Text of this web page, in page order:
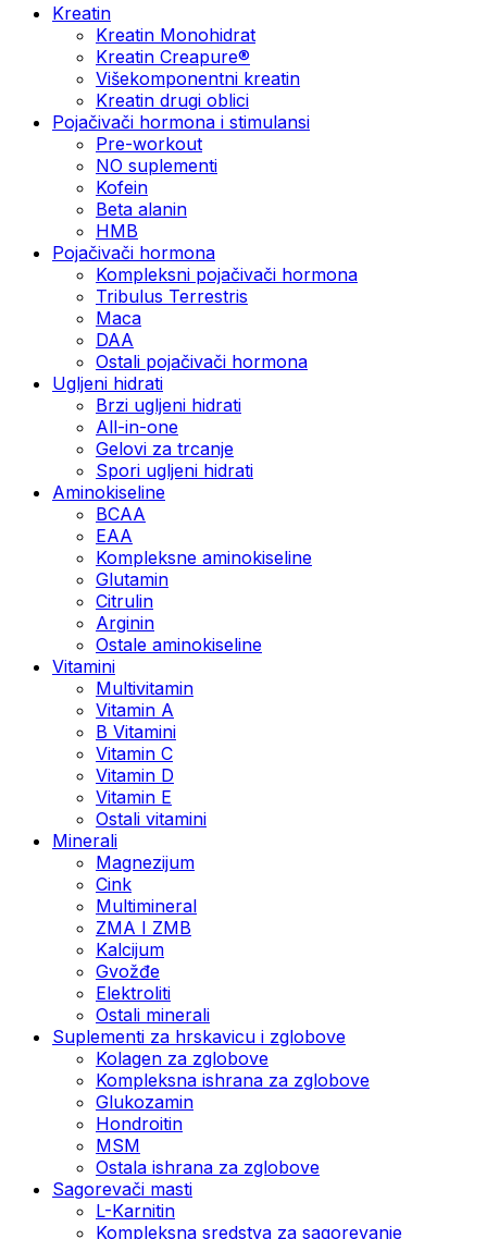
Kreatin
Kreatin Monohidrat
Kreatin Creapure®
Višekomponentni kreatin
Kreatin drugi oblici
Pojačivači hormona i stimulansi
Pre-workout
NO suplementi
Kofein
Beta alanin
HMB
Pojačivači hormona
Kompleksni pojačivači hormona
Tribulus Terrestris
Maca
DAA
Ostali pojačivači hormona
Ugljeni hidrati
Brzi ugljeni hidrati
All-in-one
Gelovi za trcanje
Spori ugljeni hidrati
Aminokiseline
BCAA
ЕАА
Kompleksne aminokiseline
Glutamin
Citrulin
Arginin
Ostale aminokiseline
Vitamini
Multivitamin
Vitamin A
B Vitamini
Vitamin C
Vitamin D
Vitamin E
Ostali vitamini
Minerali
Magnezijum
Cink
Multimineral
ZMA I ZMB
Kalcijum
Gvožđe
Elektroliti
Ostali minerali
Suplementi za hrskavicu i zglobove
Kolagen za zglobove
Kompleksna ishrana za zglobove
Glukozamin
Hondroitin
MSM
Ostala ishrana za zglobove
Sagorevači masti
L-Karnitin
Kompleksna sredstva za sagorevanje